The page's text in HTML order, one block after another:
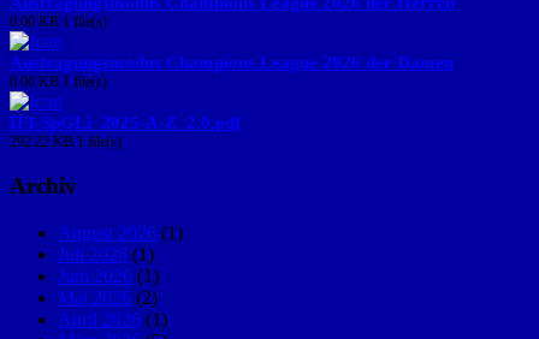
0.00 KB 1 file(s)
Austragungsmodus Champions League 2026 der Damen
0.00 KB 1 file(s)
IFI-SpGLi_2025-A-Z_2.0.pdf
292.22 KB 1 file(s)
Archiv
August 2026 (1)
Juli 2026 (1)
Juni 2026 (1)
Mai 2026 (2)
April 2026 (1)